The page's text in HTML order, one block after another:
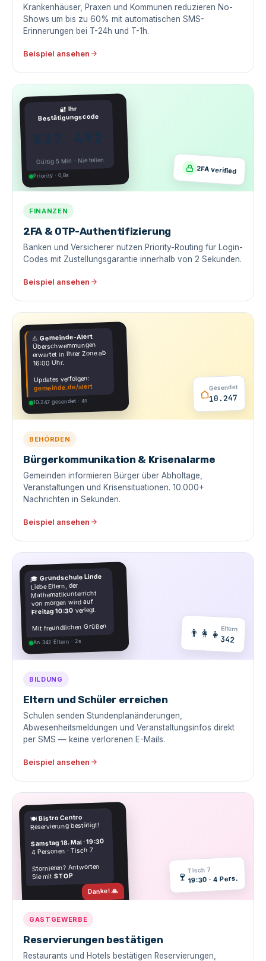
Krankenhäuser, Praxen und Kommunen reduzieren No-
Shows um bis zu 60% mit automatischen SMS-
Erinnerungen bei T-24h und T-1h.
Beispiel ansehen
🔐 Ihr
Bestätigungscode
837 492
Gültig 5 Min · Nie teilen
Priority · 0,8s 2FA verified
FINANZEN
2FA & OTP-Authentifizierung
Banken und Versicherer nutzen Priority-Routing für Login-
Codes mit Zustellungsgarantie innerhalb von 2 Sekunden.
Beispiel ansehen
⚠️Gemeinde-Alert
Überschwemmungen
erwartet in Ihrer Zone ab
16:00 Uhr.
Updates verfolgen:
gemeinde.de/alert
10.247 gesendet · 4s
Gesendet
10.247
BEHÖRDEN
Bürgerkommunikation & Krisenalarme
Gemeinden informieren Bürger über Abholtage,
Veranstaltungen und Krisensituationen. 10.000+
Nachrichten in Sekunden.
Beispiel ansehen
🎓Grundschule Linde
Liebe Eltern, der
Mathematikunterricht
von morgen wird auf
Freitag 10:30 verlegt.
Mit freundlichen Grüßen
An 342 Eltern · 2s
👨‍👩‍👧Eltern
342
BILDUNG
Eltern und Schüler erreichen
Schulen senden Stundenplanänderungen,
Abwesenheitsmeldungen und Veranstaltungsinfos direkt
per SMS — keine verlorenen E-Mails.
Beispiel ansehen
🍽️ Bistro Centro
Reservierung bestätigt!
Samstag 18. Mai · 19:30
4 Personen · Tisch 7
Stornieren? Antworten
Sie mitSTOP
Danke! 🙏
🍷 Tisch 7
19:30 · 4 Pers.
GASTGEWERBE
Reservierungen bestätigen
Restaurants und Hotels bestätigen Reservierungen,